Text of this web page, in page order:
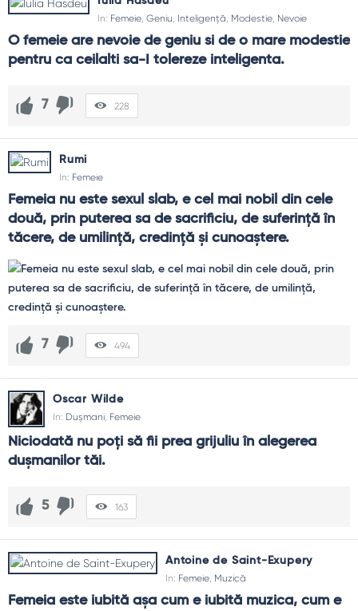
consecințe, de ce astăzi nu mai sunt acceptabile. Educația
cere onestitate.
Cum duc vorba în practică?
acasă, toleranță zero la violență. Citatul devine busolă
pentru decizii.
In: Femeie Geniu Inteligență Modestie Nevoie
O femeie are nevoie de geniu si de o mare modestie
pentru ca ceilalti sa-I tolereze inteligenta.
7 228
Rumi
In: Femeie
Femeia nu este sexul slab, e cel mai nobil din cele
două, prin puterea sa de sacrificiu, de suferinţă în
tăcere, de umilinţă, credinţă şi cunoaştere.
7 494
Oscar Wilde
In: Dușmani Femeie
Niciodată nu poţi să fii prea grijuliu în alegerea
duşmanilor tăi.
5 163
Antoine de Saint-Exupery
In: Femeie Muzică
Femeia este iubită aşa cum e iubită muzica, cum e